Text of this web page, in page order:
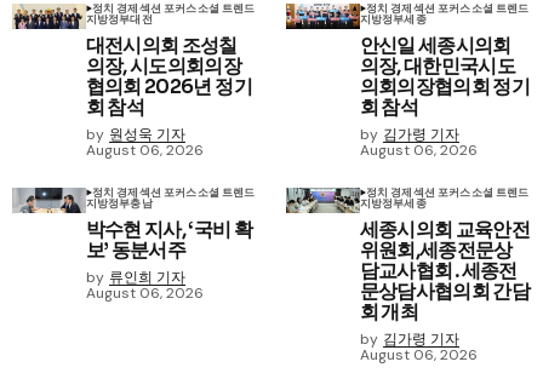
정치 경제섹션 포커스소셜 트렌드
지방정부대전
대전시의회 조성칠
의장, 시도의회의장
협의회 2026년 정기
회 참석
by 원성욱 기자
August 06, 2026
정치 경제섹션 포커스소셜 트렌드
지방정부세종
안신일 세종시의회
의장, 대한민국시도
의회의장협의회 정기
회 참석
by 김가령 기자
August 06, 2026
정치 경제섹션 포커스소셜 트렌드
지방정부충남
박수현 지사, ‘국비 확
보’ 동분서주
by 류인희 기자
August 06, 2026
정치 경제섹션 포커스소셜 트렌드
지방정부세종
세종시의회 교육안전
위원회,세종전문상
담교사협회․세종전
문상담사협의회 간담
회 개최
by 김가령 기자
August 06, 2026